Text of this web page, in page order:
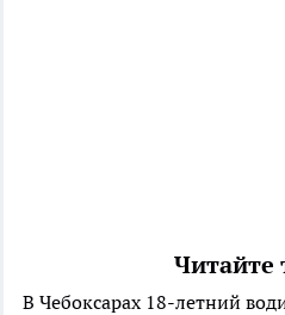
Читайте
В Чебоксарах 18-летний